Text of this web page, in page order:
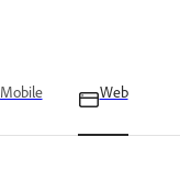
Mobile Web